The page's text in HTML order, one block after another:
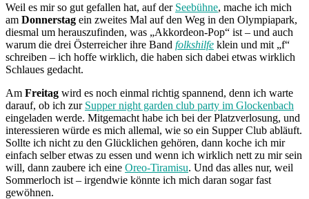
Weil es mir so gut gefallen hat, auf der Seebühne, mache ich mich
am Donnerstag ein zweites Mal auf den Weg in den Olympiapark,
diesmal um herauszufinden, was „Akkordeon-Pop“ ist – und auch
warum die drei Österreicher ihre Band folkshilfe klein und mit „f“
schreiben – ich hoffe wirklich, die haben sich dabei etwas wirklich
Schlaues gedacht.
Am Freitag wird es noch einmal richtig spannend, denn ich warte
darauf, ob ich zur Supper night garden club party im Glockenbach
eingeladen werde. Mitgemacht habe ich bei der Platzverlosung, und
interessieren würde es mich allemal, wie so ein Supper Club abläuft.
Sollte ich nicht zu den Glücklichen gehören, dann koche ich mir
einfach selber etwas zu essen und wenn ich wirklich nett zu mir sein
will, dann zaubere ich eine Oreo-Tiramisu. Und das alles nur, weil
Sommerloch ist – irgendwie könnte ich mich daran sogar fast
gewöhnen.